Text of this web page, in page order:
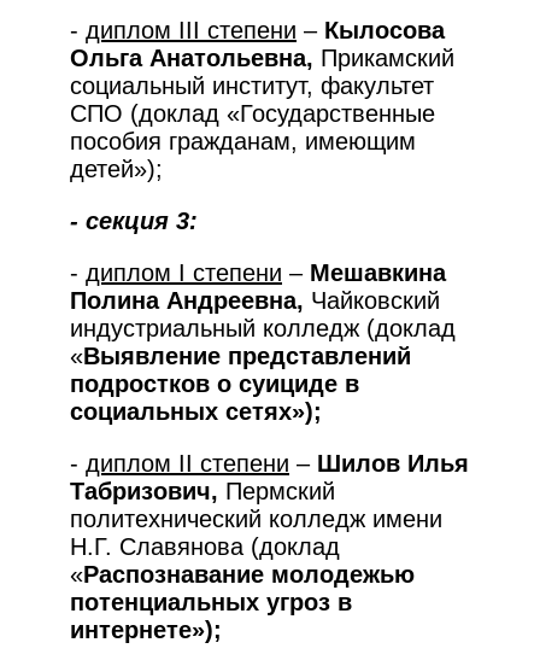
- диплом III степени – Кылосова
Ольга Анатольевна, Прикамский
социальный институт, факультет
СПО (доклад «Государственные
пособия гражданам, имеющим
детей»);
- секция 3:
- диплом I степени – Мешавкина
Полина Андреевна, Чайковский
индустриальный колледж (доклад
«Выявление представлений
подростков о суициде в
социальных сетях»);
- диплом II степени – Шилов Илья
Табризович, Пермский
политехнический колледж имени
Н.Г. Славянова (доклад
«Распознавание молодежью
потенциальных угроз в
интернете»);